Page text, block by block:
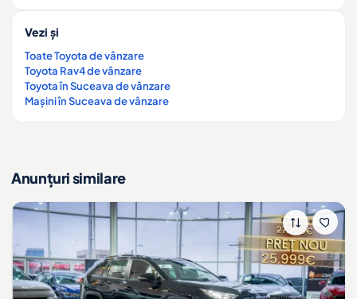
Vezi și
Toate Toyota de vânzare
Toyota Rav4 de vânzare
Toyota în Suceava de vânzare
Mașini în Suceava de vânzare
Anunțuri similare